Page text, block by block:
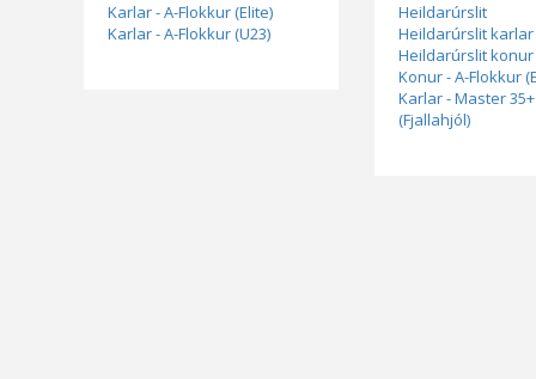
Karlar - A-Flokkur (Elite)
Karlar - A-Flokkur (U23)
Heildarúrslit
Heildarúrslit karlar
Heildarúrslit konur
Konur - A-Flokkur
Karlar - Master 35+
(Fjallahjól)